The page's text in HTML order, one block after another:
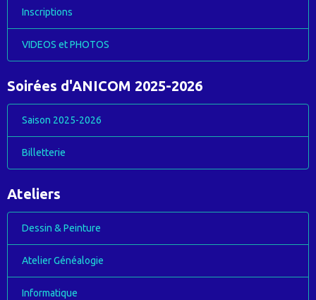
Inscriptions
VIDEOS et PHOTOS
Soirées d'ANICOM 2025-2026
Saison 2025-2026
Billetterie
Ateliers
Dessin & Peinture
Atelier Généalogie
Informatique